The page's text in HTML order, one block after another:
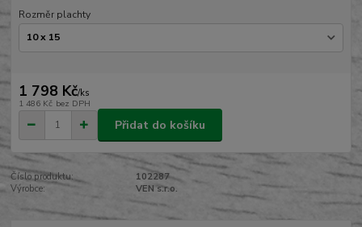
Rozměr plachty
1 798 Kč/ks
1 486 Kč bez DPH
Přidat do košíku
Číslo produktu:
102287
Výrobce:
VEN s.r.o.